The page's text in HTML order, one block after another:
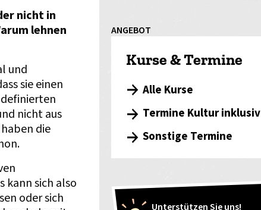
nicht in
lehnen
und
sie einen
nicht aus
die
kann sich also
oder sich
ANGEBOT
Kurse & Termine
Alle Kurse
Termine Kultur inklusiv
Sonstige Termine
Unterstützen Sie uns!